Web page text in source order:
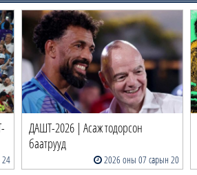
ДАШТ-2026 | Асаж тодорсон
баатрууд
2026 оны 07 сарын 20